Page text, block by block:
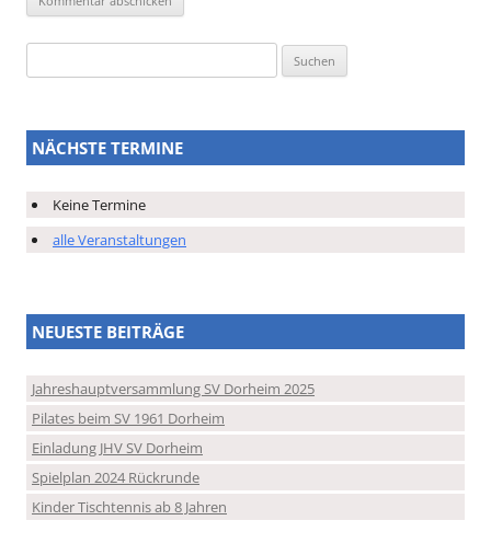
nach:
NÄCHSTE TERMINE
Keine Termine
alle Veranstaltungen
NEUESTE BEITRÄGE
Jahreshauptversammlung SV Dorheim 2025
Pilates beim SV 1961 Dorheim
Einladung JHV SV Dorheim
Spielplan 2024 Rückrunde
Kinder Tischtennis ab 8 Jahren